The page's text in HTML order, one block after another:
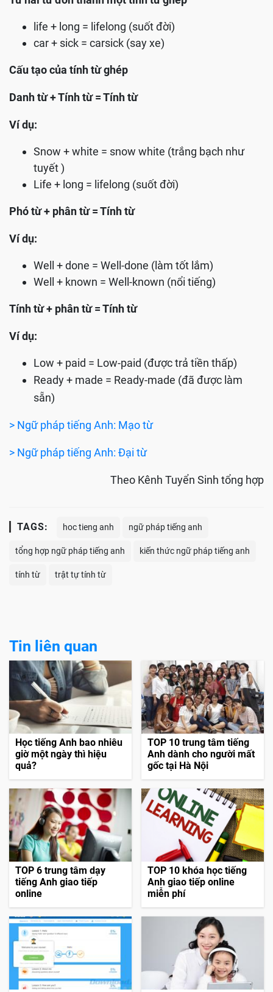
life + long = lifelong (suốt đời)
car + sick = carsick (say xe)
Cấu tạo của tính từ ghép
Danh từ + Tính từ = Tính từ
Ví dụ:
Snow + white = snow white (trắng bạch như
tuyết )
Life + long = lifelong (suốt đời)
Phó từ + phân từ = Tính từ
Ví dụ:
Well + done = Well-done (làm tốt lắm)
Well + known = Well-known (nổi tiếng)
Tính từ + phân từ = Tính từ
Ví dụ:
Low + paid = Low-paid (được trả tiền thấp)
Ready + made = Ready-made (đã được làm
sẵn)
> Ngữ pháp tiếng Anh: Mạo từ
> Ngữ pháp tiếng Anh: Đại từ
Theo Kênh Tuyển Sinh tổng hợp
TAGS: hoc tieng anh ngữ pháp tiếng anh
tổng hợp ngữ pháp tiếng anh kiến thức ngữ pháp tiếng anh
tính từ trật tự tính từ
Tin liên quan
Học tiếng Anh bao nhiêu
giờ một ngày thì hiệu
quả?
TOP 10 trung tâm tiếng
Anh dành cho người mất
gốc tại Hà Nội
TOP 6 trung tâm dạy
tiếng Anh giao tiếp
online
TOP 10 khóa học tiếng
Anh giao tiếp online
miễn phí